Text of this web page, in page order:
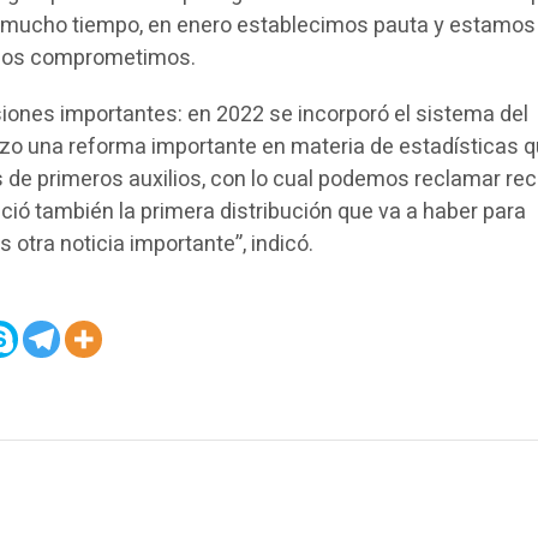
tiempo, en enero establecimos pauta y estamos
comprometimos.
importantes: en 2022 se incorporó el sistema del
una reforma importante en materia de estadísticas
primeros auxilios, con lo cual podemos reclamar
también la primera distribución que va a haber para
otra noticia importante”, indicó.